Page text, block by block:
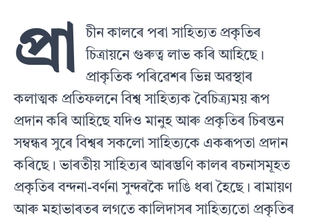
প্ৰা
চীন কালৰে পৰা সাহিত্যত প্ৰকৃতিৰ
চিত্ৰায়নে গুৰুত্ব লাভ কৰি আহিছে।
প্ৰাকৃতিক পৰিৱেশৰ ভিন্ন অৱস্থাৰ
কলাত্মক প্ৰতিফলনে বিশ্ব সাহিত্যক বৈচিত্ৰ্যময় ৰূপ
প্ৰদান কৰি আহিছে যদিও মানুহ আৰু প্ৰকৃতিৰ চিৰন্তন
সম্বন্ধৰ সুৰে বিশ্বৰ সকলো সাহিত্যকে একৰূপতা প্ৰদান
কৰিছে। ভাৰতীয় সাহিত্যৰ আৰম্ভণি কালৰ ৰচনাসমূহত
প্ৰকৃতিৰ বন্দনা-বৰ্ণনা সুন্দৰকৈ দাঙি ধৰা হৈছে। ৰামায়ণ
আৰু মহাভাৰতৰ লগতে কালিদাসৰ সাহিত্যতো প্ৰকৃতিৰ